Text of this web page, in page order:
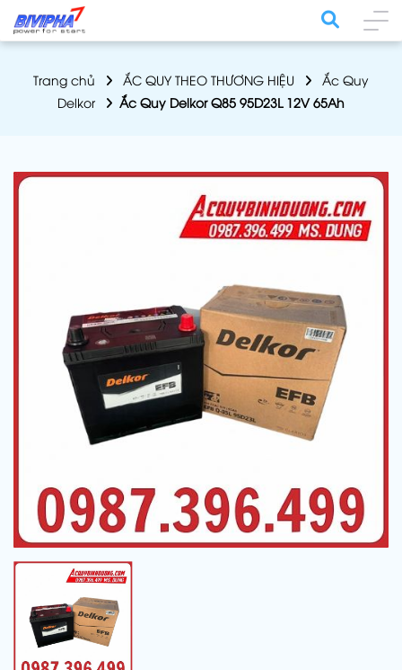
Trang chủ ẮC QUY THEO THƯƠNG HIỆU
Ắc Quy
Delkor
Ắc Quy Delkor Q85 95D23L 12V 65Ah